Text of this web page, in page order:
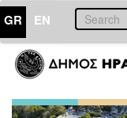
GR EN
ΤΟΠΟΣ
ΜΑΣ